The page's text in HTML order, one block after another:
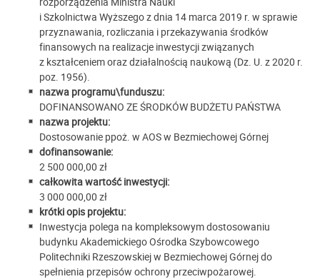
i Szkolnictwa Wyższego z dnia 14 marca 2019 r. w sprawie
przyznawania, rozliczania i przekazywania środków
finansowych na realizacje inwestycji związanych
z kształceniem oraz działalnością naukową (Dz. U. z 2020 r.
poz. 1956).
nazwa programu\funduszu:
DOFINANSOWANO ZE ŚRODKÓW BUDŻETU PAŃSTWA
nazwa projektu:
Dostosowanie ppoż. w AOS w Bezmiechowej Górnej
dofinansowanie:
2 500 000,00 zł
całkowita wartość inwestycji:
3 000 000,00 zł
krótki opis projektu:
Inwestycja polega na kompleksowym dostosowaniu
budynku Akademickiego Ośrodka Szybowcowego
Politechniki Rzeszowskiej w Bezmiechowej Górnej do
spełnienia przepisów ochrony przeciwpożarowej.